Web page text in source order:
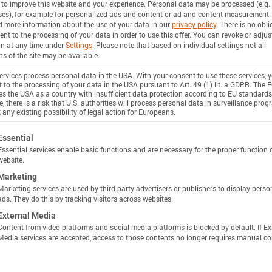
Power
Unlock more specs in Batemo Insights
使用 INSIGHTS 解锁
improve this website and your experience. Personal data may be processed (e.g.
for example for personalized ads and content or ad and content measurement.
more information about the use of your data in ourprivacy policy. There is no
to the processing of your data in order to use this offer. You can revoke or
at any time underSettings. Please note that based on individual settings not all
of the site may be available.
process personal data in the USA. With your consent to use these services,
to the processing of your data in the USA pursuant to Art. 49 (1) lit. a GDPR. The
the USA as a country with insufficient data protection according to EU
there is a risk that U.S. authorities will process personal data in surveillance
existing possibility of legal action for Europeans.
following is a list of service groups for which consent
services enable basic functions and are necessary for the proper function
services are used by third-party advertisers or publishers to display
They do this by tracking visitors across websites.
Media
from video platforms and social media platforms is blocked by default. If
services are accepted, access to those contents no longer requires manual